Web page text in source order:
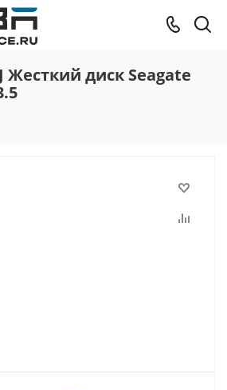
Жесткий диск Seagate